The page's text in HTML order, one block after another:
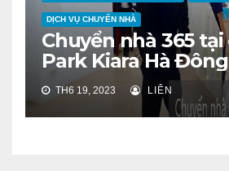
DỊCH VỤ CHUYỂN NHÀ
Chuyển nhà 365
Park Kiara Hà Đông
TH6 19, 2023 LIÊN